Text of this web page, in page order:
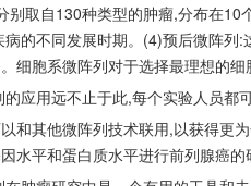
别取自130种类型的肿瘤,分布在
的不同发展时期。(4)预后微阵
细胞系微阵列对于选择最理想的细
应用远不止于此,每个实验人员都
和其他微阵列技术联用,以获得更
水平和蛋白质水平进行前列腺癌